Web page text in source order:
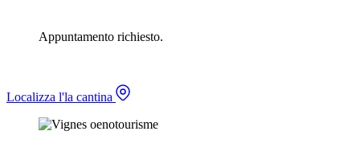
Appuntamento richiesto.
Localizza l'la cantina